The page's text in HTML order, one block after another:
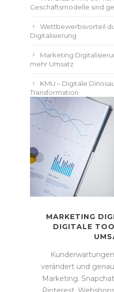
Geschäftsmodelle sind
Wettbewerbsvorteil
Digitalisierung
Marketing
mehr Umsatz
KMU – Digitale
Transformation
MARKETING
DIGITALE
verändert und
Marketing.